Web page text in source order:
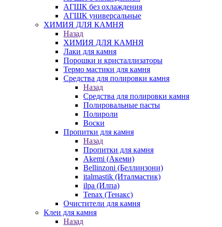
АГШК без охлаждения
АГШК универсальные
ХИМИЯ ДЛЯ КАМНЯ
Назад
ХИМИЯ ДЛЯ КАМНЯ
Лаки для камня
Порошки и кристаллизаторы
Термо мастики для камня
Средства для полировки камня
Назад
Средства для полировки камня
Полировальные пасты
Полироли
Воски
Пропитки для камня
Назад
Пропитки для камня
Akemi (Акеми)
Bellinzoni (Беллинзони)
italmastik (Италмастик)
ilpa (Илпа)
Tenax (Тенакс)
Очистители для камня
Клеи для камня
Назад